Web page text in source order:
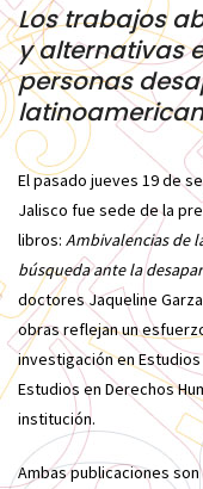
Los trabajos
y alternativas
personas
El pasado jueves 19 de
Jalisco fue sede de la
libros: Ambivalencias de
búsqueda ante la
doctores Jaqueline
obras reflejan un
investigación en
Estudios en Derechos
institución.
Ambas publicaciones